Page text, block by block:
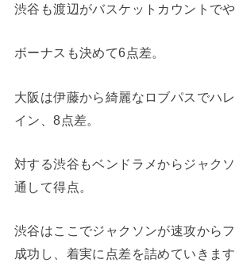
渋谷も渡辺がバスケットカウントでや
ボーナスも決めて6点差。
大阪は伊藤から綺麗なロブパスでハ
イン、8点差。
対する渋谷もベンドラメからジャク
通して得点。
渋谷はここでジャクソンが速攻から
成功し、着実に点差を詰めていきます